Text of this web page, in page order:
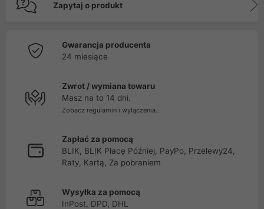
Zapytaj o produkt
Gwarancja producenta
24 miesiące
Zwrot / wymiana towaru
Masz na to 14 dni.
Zobacz regulamin i wyłączenia...
Zapłać za pomocą
BLIK, BLIK Płacę Później, PayPo, Przelewy24,
Raty, Kartą, Za pobraniem
Wysyłka za pomocą
InPost, DPD, DHL